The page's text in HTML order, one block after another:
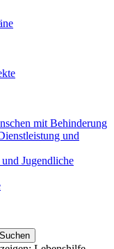
mit Behinderung
und
Jugendliche
Suchen